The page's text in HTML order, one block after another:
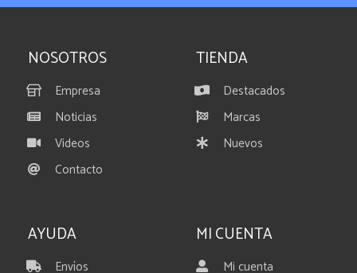
NOSOTROS
Empresa
Noticias
Videos
Contacto
TIENDA
Destacados
Marcas
Nuevos
AYUDA
Envíos
MI CUENTA
Mi cuenta